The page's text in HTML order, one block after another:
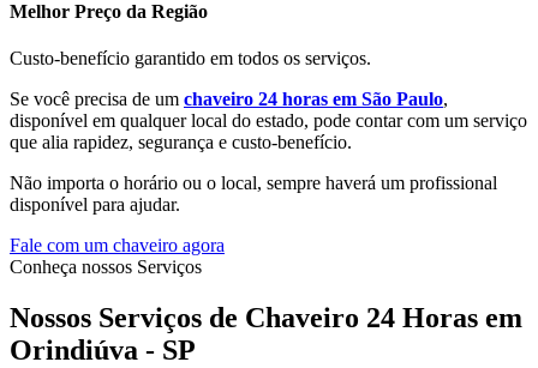
Melhor Preço da Região
Custo-benefício garantido em todos os serviços.
Se você precisa de um chaveiro 24 horas em São Paulo,
disponível em qualquer local do estado, pode contar com um serviço
que alia rapidez, segurança e custo-benefício.
Não importa o horário ou o local, sempre haverá um profissional
disponível para ajudar.
Fale com um chaveiro agora
Conheça nossos Serviços
Nossos Serviços de Chaveiro 24 Horas em
Orindiúva - SP